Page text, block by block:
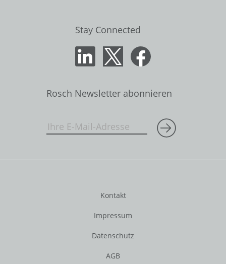
Stay Connected
Rosch Newsletter abonnieren
Kontakt
Impressum
Datenschutz
AGB